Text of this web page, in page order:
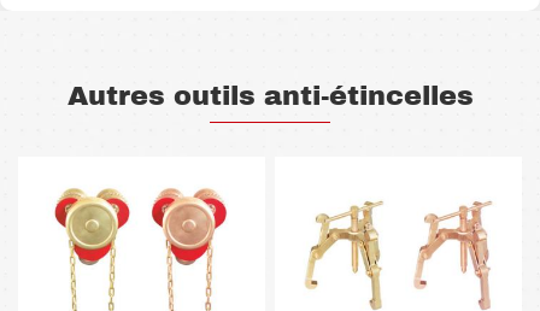
Autres outils anti-étincelles